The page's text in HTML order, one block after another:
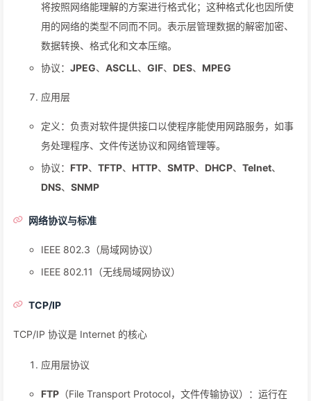
将按照网络能理解的方案进行格式化；这种格式化也因所使
用的网络的类型不同而不同。表示层管理数据的解密加密、
数据转换、格式化和文本压缩。
协议： JPEG、 ASCLL、 GIF、 DES、 MPEG
应用层
定义：负责对软件提供接口以使程序能使用网路服务，如事
务处理程序、文件传送协议和网络管理等。
协议： FTP、 TFTP、 HTTP、 SMTP、 DHCP、 Telnet、
DNS、 SNMP
网络协议与标准
IEEE 802.3（局域网协议）
IEEE 802.11（无线局域网协议）
TCP/IP
TCP/IP 协议是 Internet 的核心
应用层协议
FTP （File Transport Protocol，文件传输协议）：运行在